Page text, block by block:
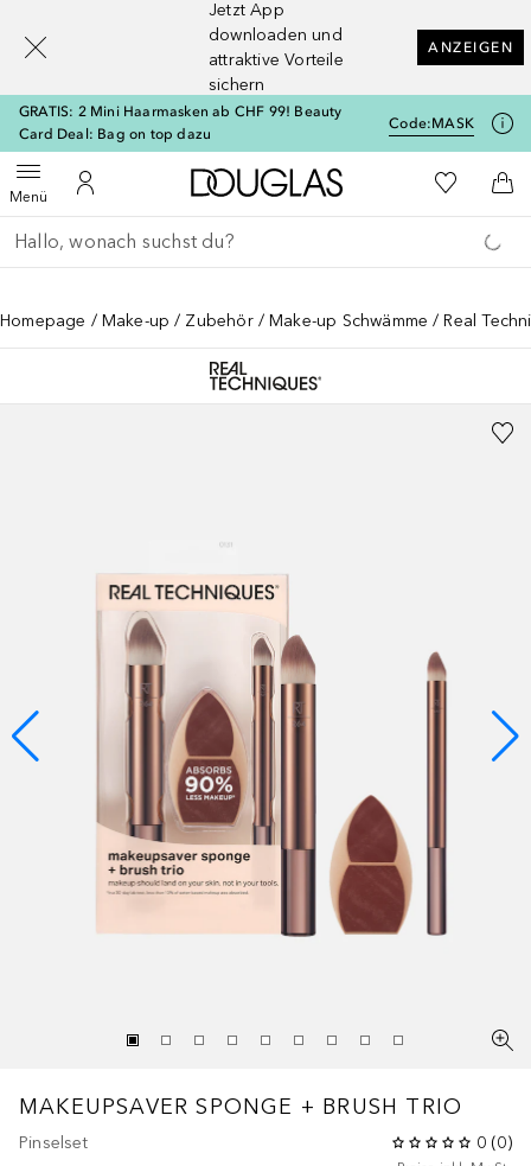
Jetzt App
downloaden und
attraktive Vorteile
sichern
ANZEIGEN
GRATIS: 2 Mini Haarmasken ab CHF 99! Beauty
Card Deal: Bag on top dazu
Code:MASK
MenüMenü öffnenZu Meinem Kundenkonto
Zur Douglas Startseite
Zu Meiner
Gehe zurück
Suche ausführen
Homepage Make-up Zubehör Make-up Schwämme Real
MAKEUPSAVER SPONGE + BRUSH TRIO
Pinselset 0 (0)
[navigation.slideout.screenreader]